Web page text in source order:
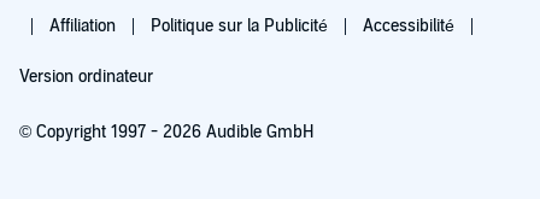
Affiliation Politique sur la Publicité Accessibilité
Version ordinateur
© Copyright 1997 - 2026 Audible GmbH